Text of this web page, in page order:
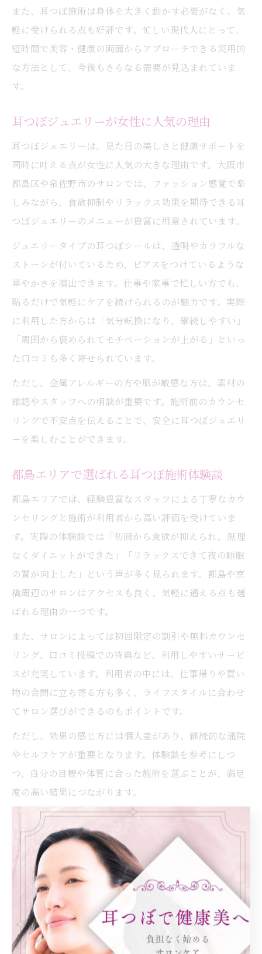
また、耳つぼ施術は身体を大きく動かす必要がなく、気
軽に受けられる点も好評です。忙しい現代人にとって、
短時間で美容・健康の両面からアプローチできる実用的
な方法として、今後もさらなる需要が見込まれていま
す。
耳つぼジュエリーが女性に人気の理由
耳つぼジュエリーは、見た目の美しさと健康サポートを
同時に叶える点が女性に人気の大きな理由です。大阪市
都島区や泉佐野市のサロンでは、ファッション感覚で楽
しみながら、食欲抑制やリラックス効果を期待できる耳
つぼジュエリーのメニューが豊富に用意されています。
ジュエリータイプの耳つぼシールは、透明やカラフルな
ストーンが付いているため、ピアスをつけているような
華やかさを演出できます。仕事や家事で忙しい方でも、
貼るだけで気軽にケアを続けられるのが魅力です。実際
に利用した方からは「気分転換になり、継続しやすい」
「周囲から褒められてモチベーションが上がる」といっ
た口コミも多く寄せられています。
ただし、金属アレルギーの方や肌が敏感な方は、素材の
確認やスタッフへの相談が重要です。施術前のカウンセ
リングで不安点を伝えることで、安全に耳つぼジュエリ
ーを楽しむことができます。
都島エリアで選ばれる耳つぼ施術体験談
都島エリアでは、経験豊富なスタッフによる丁寧なカウ
ンセリングと施術が利用者から高い評価を受けていま
す。実際の体験談では「初回から食欲が抑えられ、無理
なくダイエットができた」「リラックスできて夜の睡眠
の質が向上した」という声が多く見られます。都島や京
橋周辺のサロンはアクセスも良く、気軽に通える点も選
ばれる理由の一つです。
また、サロンによっては初回限定の割引や無料カウンセ
リング、口コミ投稿での特典など、利用しやすいサービ
スが充実しています。利用者の中には、仕事帰りや買い
物の合間に立ち寄る方も多く、ライフスタイルに合わせ
てサロン選びができるのもポイントです。
ただし、効果の感じ方には個人差があり、継続的な通院
やセルフケアが重要となります。体験談を参考にしつ
つ、自分の目標や体質に合った施術を選ぶことが、満足
度の高い結果につながります。
耳つぼで自分に合った目標設定をサポート
耳つぼ施術は、個々の目標達成に向けたサポートツール
として活用できます。例えば、ダイエットや自律神経の
安定、肩こり改善など、目的ごとに適したツボを選ぶこ
とで、目標に合わせたアプローチが可能です。大阪市都
島区・泉佐野市のサロンでは、専門スタッフがカウンセ
リングを通じて、一人ひとりの理想や体質に合わせた目